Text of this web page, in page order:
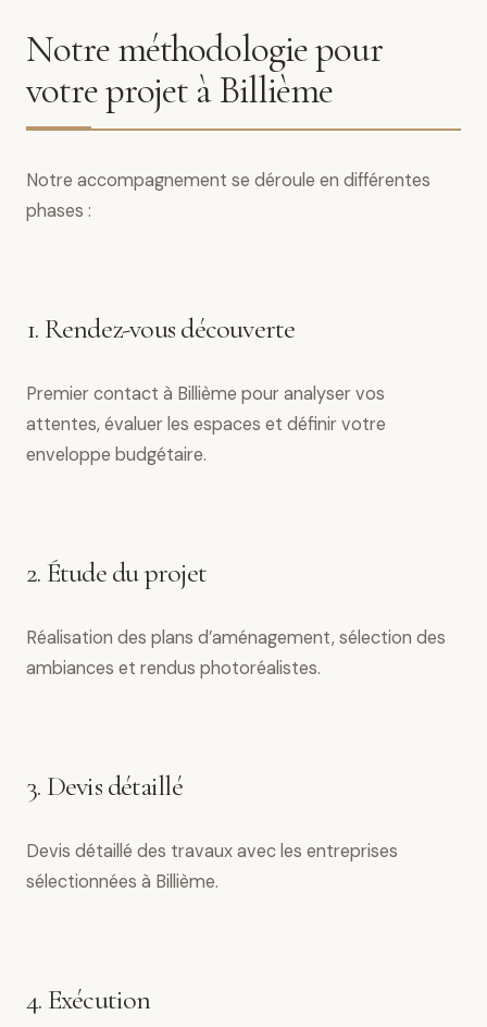
Notre méthodologie pour
votre projet à Billième
Notre accompagnement se déroule en différentes
phases :
1. Rendez-vous découverte
Premier contact à Billième pour analyser vos
attentes, évaluer les espaces et définir votre
enveloppe budgétaire.
2. Étude du projet
Réalisation des plans d’aménagement, sélection des
ambiances et rendus photoréalistes.
3. Devis détaillé
Devis détaillé des travaux avec les entreprises
sélectionnées à Billième.
4. Exécution